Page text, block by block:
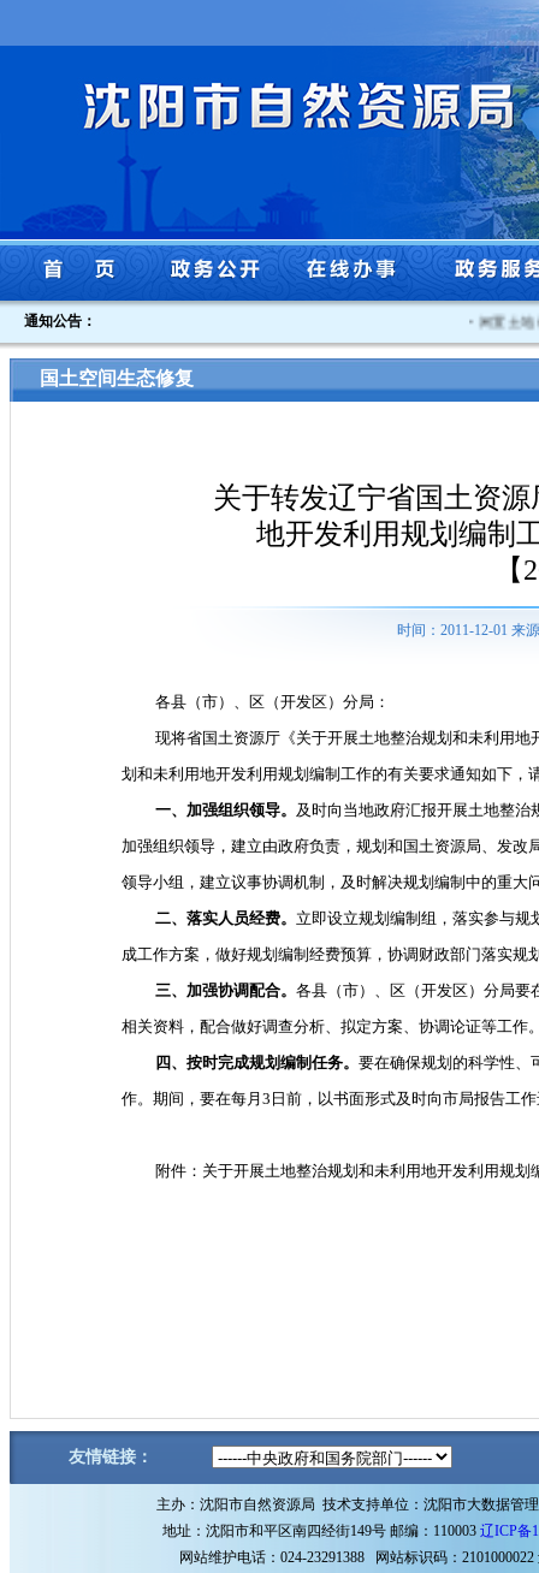
通知公告： 闲置土地
国土空间生态修复
关于转发辽宁省国土资
地开发利用规划编制
时间：2011-12-01 来
各县（市）、区（开发区）分局：
现将省国土资源厅《关于开展土地整治规划和未利用
划和未利用地开发利用规划编制工作的有关要求通知如下，
一、加强组织领导。 及时向当地政府汇报开展土地整
加强组织领导，建立由政府负责，规划和国土资源局、发
领导小组，建立议事协调机制，及时解决规划编制中的重大
二、落实人员经费。 立即设立规划编制组，落实参与
成工作方案，做好规划编制经费预算，协调财政部门落实规
三、加强协调配合。 各县（市）、区（开发区）分局要
相关资料，配合做好调查分析、拟定方案、协调论证等工作
四、按时完成规划编制任务。 要在确保规划的科学性、
作。期间，要在每月3日前，以书面形式及时向市局报告工
附件：关于开展土地整治规划和未利用地开发利用规
友情链接：
主办：沈阳市自然资源局 技术支持单位：沈阳市大数据管
地址：沈阳市和平区南四经街149号 邮编：110003 辽ICP备
网站维护电话：024-23291388 网站标识码：2101000022